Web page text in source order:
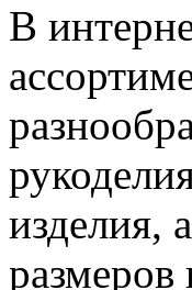
В
изделия,
размеров